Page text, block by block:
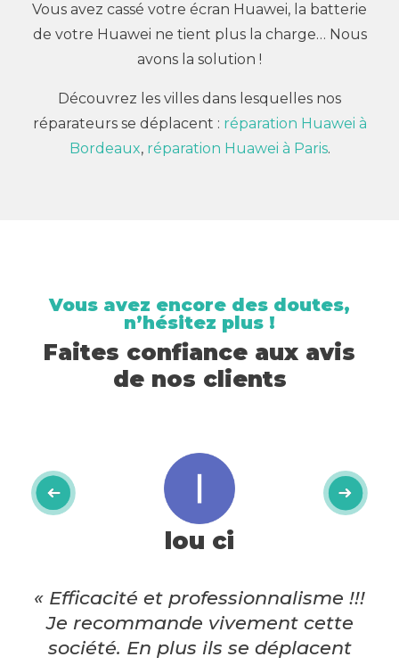
Vous avez cassé votre écran Huawei, la batterie
de votre Huawei ne tient plus la charge… Nous
avons la solution !
Découvrez les villes dans lesquelles nos
réparateurs se déplacent : réparation Huawei à
Bordeaux, réparation Huawei à Paris.
Vous avez encore des doutes,
n’hésitez plus !
Faites confiance aux avis
de nos clients
lou ci
« Efficacité et professionnalisme !!!
Je recommande vivement cette
société. En plus ils se déplacent